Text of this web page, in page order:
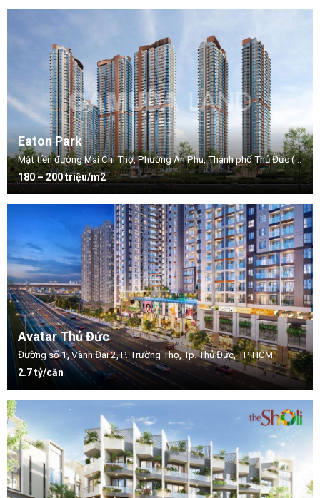
Eaton Park
Mặt tiền đường Mai Chí Thọ, Phường An Phú, Thành phố Thủ Đức (Quận 2 cũ), TP.HCM
180 – 200 triệu/m2
Avatar Thủ Đức
Đường số 1, Vành Đai 2, P. Trường Thọ, Tp. Thủ Đức, TP HCM
2.7 tỷ/căn